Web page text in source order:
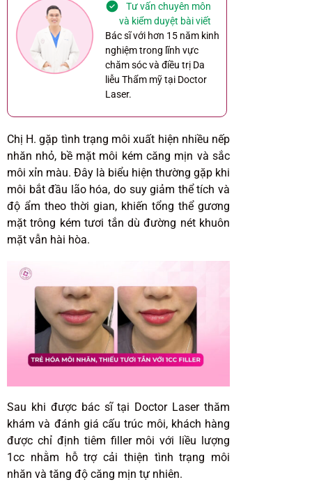
Tư vấn chuyên môn
và kiểm duyệt bài viết
Bác sĩ với hơn 15 năm kinh
nghiệm trong lĩnh vực
chăm sóc và điều trị Da
liễu Thẩm mỹ tại Doctor
Laser.
Chị H. gặp tình trạng môi xuất hiện nhiều nếp
nhăn nhỏ, bề mặt môi kém căng mịn và sắc
môi xỉn màu. Đây là biểu hiện thường gặp khi
môi bắt đầu lão hóa, do suy giảm thể tích và
độ ẩm theo thời gian, khiến tổng thể gương
mặt trông kém tươi tắn dù đường nét khuôn
mặt vẫn hài hòa.
Sau khi được bác sĩ tại Doctor Laser thăm
khám và đánh giá cấu trúc môi, khách hàng
được chỉ định tiêm filler môi với liều lượng
1cc nhằm hỗ trợ cải thiện tình trạng môi
nhăn và tăng độ căng mịn tự nhiên.